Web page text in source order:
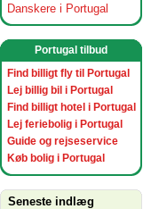
Danskere i Portugal
Portugal tilbud
Find billigt fly til Portugal
Lej billig bil i Portugal
Find billigt hotel i Portugal
Lej feriebolig i Portugal
Guide og rejseservice
Køb bolig i Portugal
Seneste indlæg